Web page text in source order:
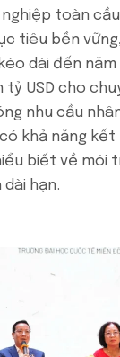
toàn
tiêu bền
dài đến năm
tỷ USD cho
nhu cầu
khả năng kết
biết về môi
hạn.